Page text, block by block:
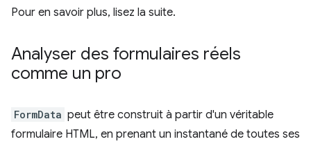
Pour en savoir plus, lisez la suite.
Analyser des formulaires réels
comme un pro
FormData peut être construit à partir d'un véritable
formulaire HTML, en prenant un instantané de toutes ses